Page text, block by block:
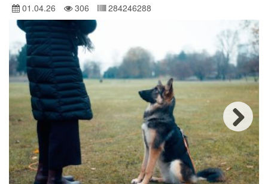
01.04.26 306 284246288
Next